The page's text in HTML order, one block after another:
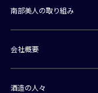
南部美人の取り組み
会社概要
酒造の人々